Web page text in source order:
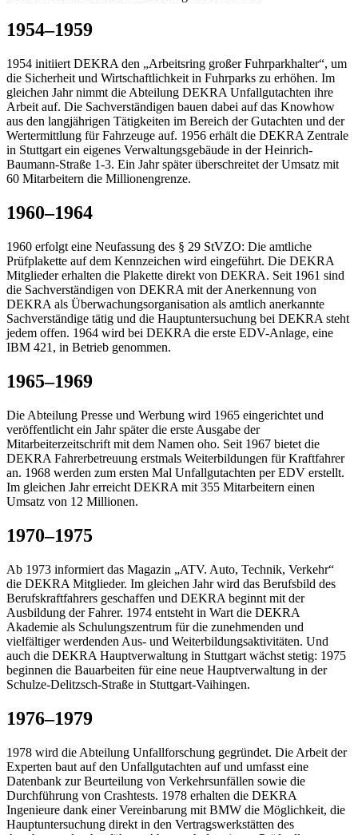
1954–1959
1954 initiiert DEKRA den „Arbeitsring großer Fuhrparkhalter“, um
die Sicherheit und Wirtschaftlichkeit in Fuhrparks zu erhöhen. Im
gleichen Jahr nimmt die Abteilung DEKRA Unfallgutachten ihre
Arbeit auf. Die Sachverständigen bauen dabei auf das Knowhow
aus den langjährigen Tätigkeiten im Bereich der Gutachten und der
Wertermittlung für Fahrzeuge auf. 1956 erhält die DEKRA Zentrale
in Stuttgart ein eigenes Verwaltungsgebäude in der Heinrich-
Baumann-Straße 1-3. Ein Jahr später überschreitet der Umsatz mit
60 Mitarbeitern die Millionengrenze.
1960–1964
1960 erfolgt eine Neufassung des § 29 StVZO: Die amtliche
Prüfplakette auf dem Kennzeichen wird eingeführt. Die DEKRA
Mitglieder erhalten die Plakette direkt von DEKRA. Seit 1961 sind
die Sachverständigen von DEKRA mit der Anerkennung von
DEKRA als Überwachungsorganisation als amtlich anerkannte
Sachverständige tätig und die Hauptuntersuchung bei DEKRA steht
jedem offen. 1964 wird bei DEKRA die erste EDV-Anlage, eine
IBM 421, in Betrieb genommen.
1965–1969
Die Abteilung Presse und Werbung wird 1965 eingerichtet und
veröffentlicht ein Jahr später die erste Ausgabe der
Mitarbeiterzeitschrift mit dem Namen oho. Seit 1967 bietet die
DEKRA Fahrerbetreuung erstmals Weiterbildungen für Kraftfahrer
an. 1968 werden zum ersten Mal Unfallgutachten per EDV erstellt.
Im gleichen Jahr erreicht DEKRA mit 355 Mitarbeitern einen
Umsatz von 12 Millionen.
1970–1975
Ab 1973 informiert das Magazin „ATV. Auto, Technik, Verkehr“
die DEKRA Mitglieder. Im gleichen Jahr wird das Berufsbild des
Berufskraftfahrers geschaffen und DEKRA beginnt mit der
Ausbildung der Fahrer. 1974 entsteht in Wart die DEKRA
Akademie als Schulungszentrum für die zunehmenden und
vielfältiger werdenden Aus- und Weiterbildungsaktivitäten. Und
auch die DEKRA Hauptverwaltung in Stuttgart wächst stetig: 1975
beginnen die Bauarbeiten für eine neue Hauptverwaltung in der
Schulze-Delitzsch-Straße in Stuttgart-Vaihingen.
1976–1979
1978 wird die Abteilung Unfallforschung gegründet. Die Arbeit der
Experten baut auf den Unfallgutachten auf und umfasst eine
Datenbank zur Beurteilung von Verkehrsunfällen sowie die
Durchführung von Crashtests. 1978 erhalten die DEKRA
Ingenieure dank einer Vereinbarung mit BMW die Möglichkeit, die
Hauptuntersuchung direkt in den Vertragswerkstätten des